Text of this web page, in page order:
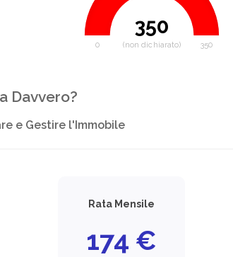
350
(non dichiarato)
0 350
Davvero?
e Gestire l'Immobile
Rata Mensile
174 €